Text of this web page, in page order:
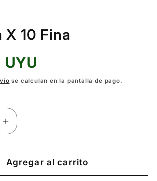
10 Fina
se calculan en la pantalla de pago.
Aumentar
cantidad
para
Silicona
X
Agregar al carrito